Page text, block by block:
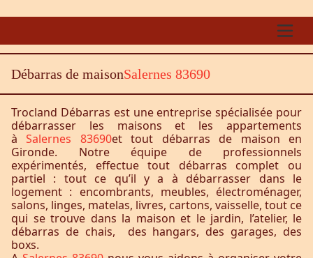
Débarras de maisonSalernes 83690
Trocland Débarras est une entreprise spécialisée pour
débarrasser les maisons et les appartements
àSalernes 83690et tout débarras de maison en
Gironde. Notre équipe de professionnels
expérimentés, effectue tout débarras complet ou
partiel : tout ce qu’il y a à débarrasser dans le
logement : encombrants, meubles, électroménager,
salons, linges, matelas, livres, cartons, vaisselle, tout ce
qui se trouve dans la maison et le jardin, l’atelier, le
débarras de chais, des hangars, des garages, des
boxs.